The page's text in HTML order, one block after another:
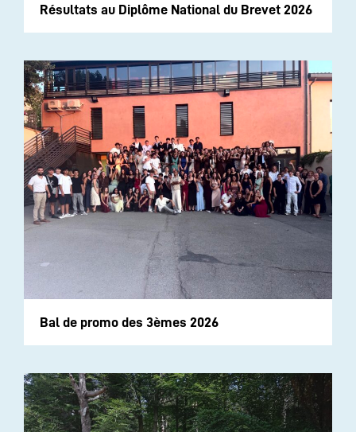
Résultats au Diplôme National du Brevet 2026
Bal de promo des 3èmes 2026